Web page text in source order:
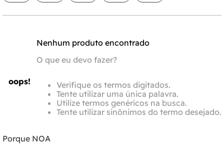
oops!
Nenhum produto encontrado
O que eu devo fazer?
Verifique os termos digitados.
Tente utilizar uma única palavra.
Utilize termos genéricos na busca.
Tente utilizar sinônimos do termo desejado.
Porque NOA